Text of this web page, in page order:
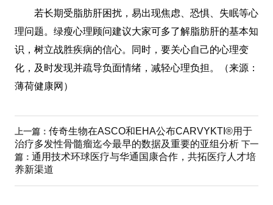
若长期受脂肪肝困扰，易出现焦虑、恐惧、失眠等心
理问题。绿瘦心理顾问建议大家可多了解脂肪肝的基本知
识，树立战胜疾病的信心。同时，要关心自己的心理变
化，及时发现并疏导负面情绪，减轻心理负担。（来源：
薄荷健康网）
上一篇： 传奇生物在ASCO和EHA公布CARVYKTI®用于
治疗多发性骨髓瘤迄今最早的数据及重要的亚组分析 下一
篇： 通用技术环球医疗与华通国康合作，共拓医疗人才培
养新渠道